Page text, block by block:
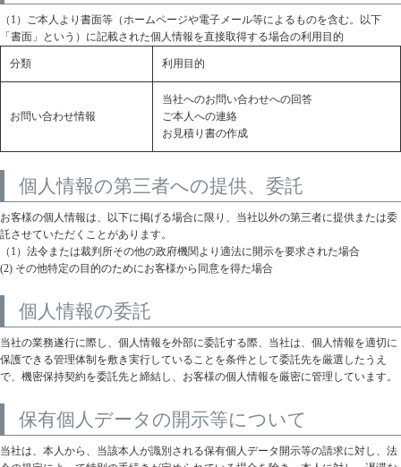
（1）ご本人より書面等（ホームページや電子メール等によるものを含む。以下
「書面」という）に記載された個人情報を直接取得する場合の利用目的
分類 利用目的
お問い合わせ情報
当社へのお問い合わせへの回答
ご本人への連絡
お見積り書の作成
個人情報の第三者への提供、委託
お客様の個人情報は、以下に掲げる場合に限り、当社以外の第三者に提供または委
託させていただくことがあります。
（1）法令または裁判所その他の政府機関より適法に開示を要求された場合
(2) その他特定の目的のためにお客様から同意を得た場合
個人情報の委託
当社の業務遂行に際し、個人情報を外部に委託する際、当社は、個人情報を適切に
保護できる管理体制を敷き実行していることを条件として委託先を厳選したうえ
で、機密保持契約を委託先と締結し、お客様の個人情報を厳密に管理しています。
保有個人データの開示等について
当社は、本人から、当該本人が識別される保有個人データ開示等の請求に対し、法